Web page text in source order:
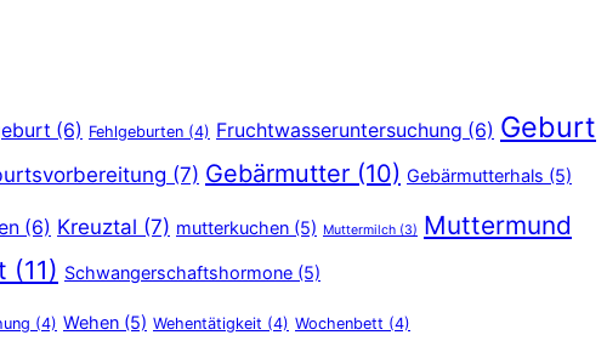
(6) Fehlgeburten (4) Fruchtwasseruntersuchung (6) Geburt
(7) Gebärmutter (10) Gebärmutterhals (5)
(6) Kreuztal (7) mutterkuchen (5) Muttermilch (3) Muttermund
(11) Schwangerschaftshormone (5)
(4) Wehen (5) Wehentätigkeit (4) Wochenbett (4)